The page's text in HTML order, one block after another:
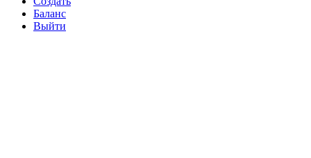
Баланс
Выйти